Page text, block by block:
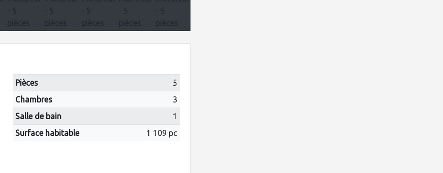
Pièces
5
Chambres
3
Salle de bain
1
Surface habitable
1 109 pc